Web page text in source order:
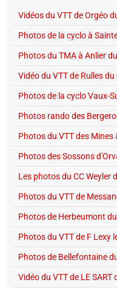
Vidéos du VTT de Orgéo
Photos de la cyclo à
Photos du TMA à Anlier
Vidéo du VTT de Rulles
Photos de la cyclo Vaux-
Photos rando des
Photos du VTT des
Photos des Sossons
Les photos du CC Weyler
Photos du VTT de
Photos de Herbeumont
Photos du VTT de F Lexy
Photos de Bellefontaine
Vidéo du VTT de LE